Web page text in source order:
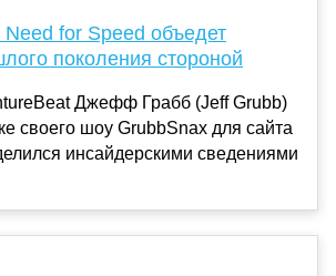
for Speed объедет
поколения стороной
Джефф Грабб (Jeff Grubb)
своего шоу GrubbSnax для сайта
инсайдерскими сведениями